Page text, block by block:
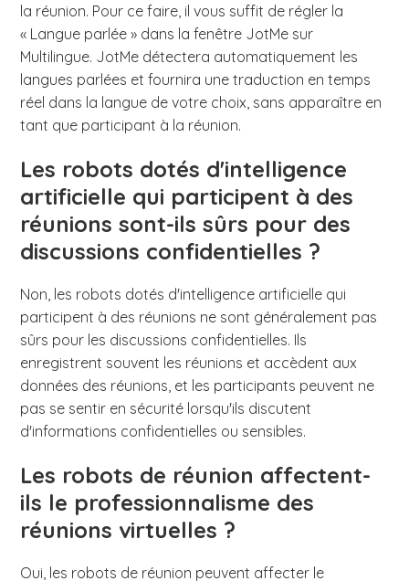
la réunion. Pour ce faire, il vous suffit de régler la
« Langue parlée » dans la fenêtre JotMe sur
Multilingue. JotMe détectera automatiquement les
langues parlées et fournira une traduction en temps
réel dans la langue de votre choix, sans apparaître en
tant que participant à la réunion.
Les robots dotés d'intelligence
artificielle qui participent à des
réunions sont-ils sûrs pour des
discussions confidentielles ?
Non, les robots dotés d'intelligence artificielle qui
participent à des réunions ne sont généralement pas
sûrs pour les discussions confidentielles. Ils
enregistrent souvent les réunions et accèdent aux
données des réunions, et les participants peuvent ne
pas se sentir en sécurité lorsqu'ils discutent
d'informations confidentielles ou sensibles.
Les robots de réunion affectent-
ils le professionnalisme des
réunions virtuelles ?
Oui, les robots de réunion peuvent affecter le